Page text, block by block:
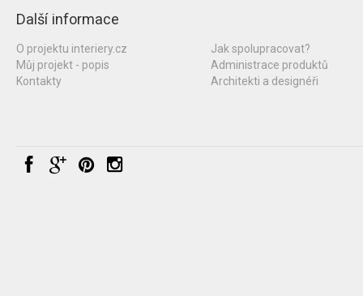
Další informace
O projektu interiery.cz
Můj projekt - popis
Kontakty
Jak spolupracovat?
Administrace produktů
Architekti a designéři